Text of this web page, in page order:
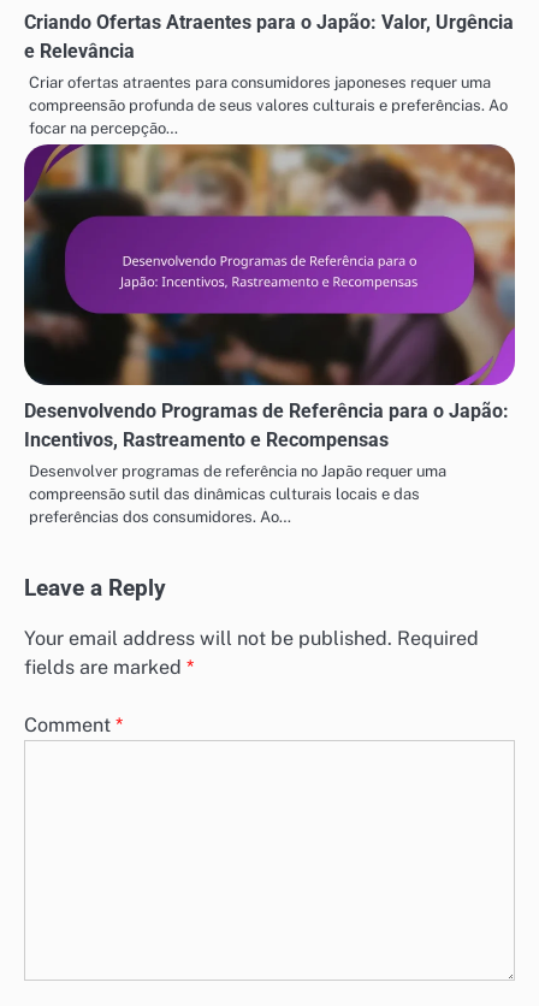
Criando Ofertas Atraentes para o Japão: Valor, Urgência
e Relevância
Criar ofertas atraentes para consumidores japoneses requer uma
compreensão profunda de seus valores culturais e preferências. Ao
focar na percepção…
Desenvolvendo Programas de Referência para o Japão:
Incentivos, Rastreamento e Recompensas
Desenvolver programas de referência no Japão requer uma
compreensão sutil das dinâmicas culturais locais e das
preferências dos consumidores. Ao…
Leave a Reply
Your email address will not be published. Required
fields are marked *
Comment *